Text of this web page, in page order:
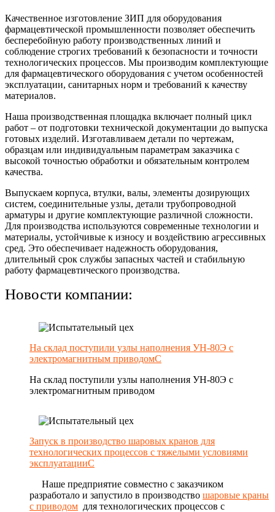
Качественное изготовление ЗИП для оборудования
фармацевтической промышленности позволяет обеспечить
бесперебойную работу производственных линий и
соблюдение строгих требований к безопасности и точности
технологических процессов. Мы производим комплектующие
для фармацевтического оборудования с учетом особенностей
эксплуатации, санитарных норм и требований к качеству
материалов.
Наша производственная площадка включает полный цикл
работ – от подготовки технической документации до выпуска
готовых изделий. Изготавливаем детали по чертежам,
образцам или индивидуальным параметрам заказчика с
высокой точностью обработки и обязательным контролем
качества.
Выпускаем корпуса, втулки, валы, элементы дозирующих
систем, соединительные узлы, детали трубопроводной
арматуры и другие комплектующие различной сложности.
Для производства используются современные технологии и
материалы, устойчивые к износу и воздействию агрессивных
сред. Это обеспечивает надежность оборудования,
длительный срок службы запасных частей и стабильную
работу фармацевтического производства.
Новости компании:
На склад поступили узлы наполнения УН-80Э с
электромагнитным приводомС
На склад поступили узлы наполнения УН-80Э с
электромагнитным приводом
Запуск в производство шаровых кранов для
технологических процессов с тяжелыми условиями
эксплуатацииС
Наше предприятие совместно с заказчиком
разработало и запустило в производство шаровые краны
с приводом для технологических процессов с